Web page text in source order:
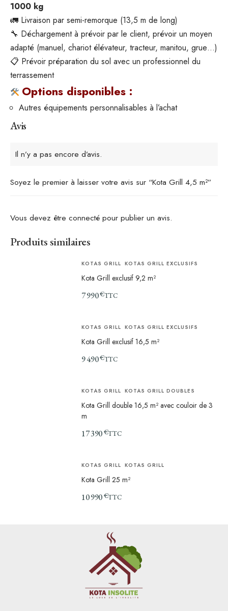
1000 kg
🚛 Livraison par semi-remorque (13,5 m de long)
🔧 Déchargement à prévoir par le client, prévoir un moyen
adapté (manuel, chariot élévateur, tracteur, manitou, grue…)
📋 Prévoir préparation du sol avec un professionnel du
terrassement
Options disponibles :
Autres équipements personnalisables à l’achat
Avis
Il n’y a pas encore d’avis.
Soyez le premier à laisser votre avis sur “Kota Grill 4,5 m²”
Vous devez être connecté pour publier un avis.
Produits similaires
KOTAS GRILL KOTAS GRILL EXCLUSIFS
Kota Grill exclusif 9,2 m²
7 990€TTC
KOTAS GRILL KOTAS GRILL EXCLUSIFS
Kota Grill exclusif 16,5 m²
9 490€TTC
KOTAS GRILL KOTAS GRILL DOUBLES
Kota Grill double 16,5 m² avec couloir de 3
m
17 390€TTC
KOTAS GRILL KOTAS GRILL
Kota Grill 25 m²
10 990€TTC